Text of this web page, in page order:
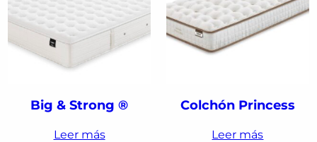
Big & Strong ®
Leer más
Colchón Princess
Leer más